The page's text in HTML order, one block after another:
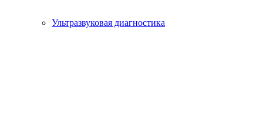
Ультразвуковая диагностика